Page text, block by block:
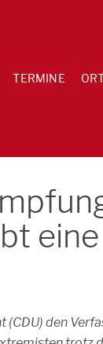
TERMINE
den